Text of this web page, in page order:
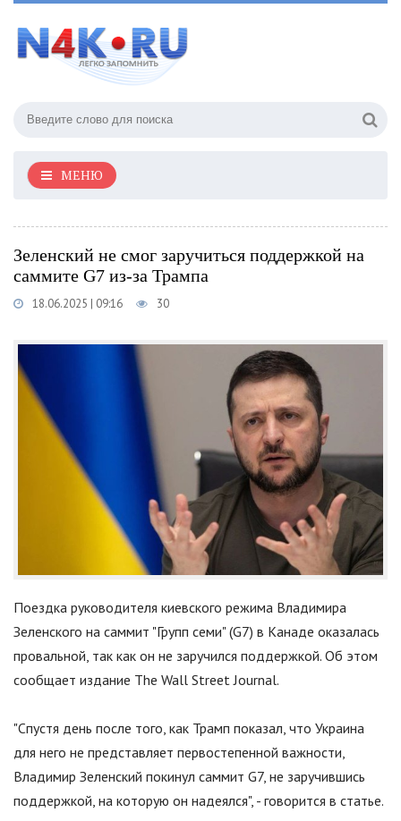
МЕНЮ
Зеленский не смог заручиться поддержкой на
саммите G7 из-за Трампа
18.06.2025 | 09:16 30
Поездка руководителя киевского режима Владимира
Зеленского на саммит "Групп семи" (G7) в Канаде оказалась
провальной, так как он не заручился поддержкой. Об этом
сообщает издание The Wall Street Journal.
"Спустя день после того, как Трамп показал, что Украина
для него не представляет первостепенной важности,
Владимир Зеленский покинул саммит G7, не заручившись
поддержкой, на которую он надеялся", - говорится в статье.